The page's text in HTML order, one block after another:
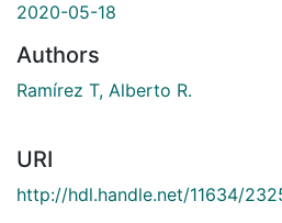
2020-05-18
Authors
Ramírez T, Alberto R.
URI
http://hdl.handle.net/11634/